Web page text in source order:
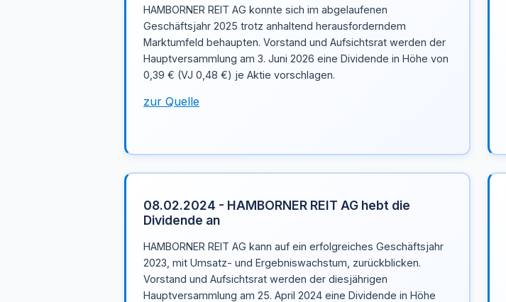
HAMBORNER REIT AG konnte sich im abgelaufenen
Geschäftsjahr 2025 trotz anhaltend herausforderndem
Marktumfeld behaupten. Vorstand und Aufsichtsrat werden der
Hauptversammlung am 3. Juni 2026 eine Dividende in Höhe von
0,39 € (VJ 0,48 €) je Aktie vorschlagen.
zur Quelle
08.02.2024 - HAMBORNER REIT AG hebt die
Dividende an
HAMBORNER REIT AG kann auf ein erfolgreiches Geschäftsjahr
2023, mit Umsatz- und Ergebniswachstum, zurückblicken.
Vorstand und Aufsichtsrat werden der diesjährigen
Hauptversammlung am 25. April 2024 eine Dividende in Höhe